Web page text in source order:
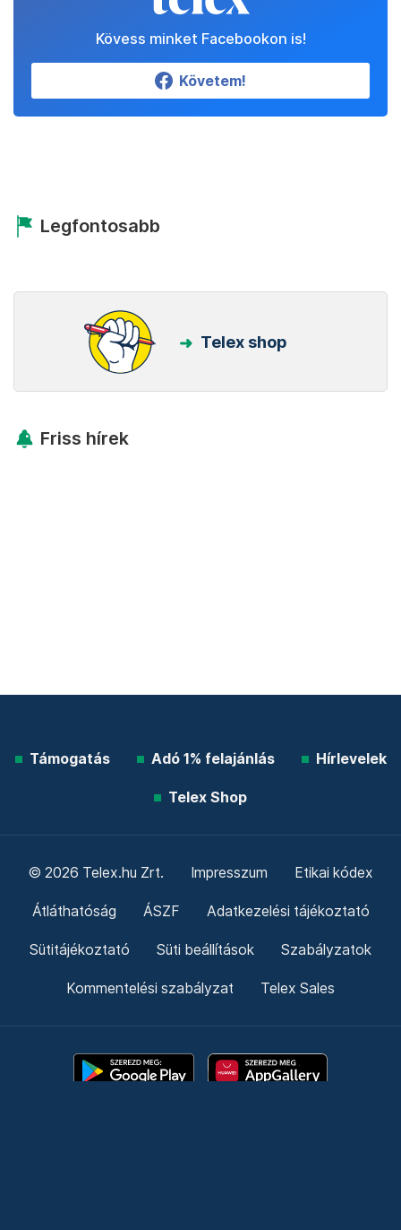
Kövess minket Facebookon is!
Követem!
Legfontosabb
Telex shop
Friss hírek
Támogatás Adó 1% felajánlás Hírlevelek
Telex Shop
© 2026 Telex.hu Zrt. Impresszum Etikai kódex
Átláthatóság ÁSZF Adatkezelési tájékoztató
Sütitájékoztató Süti beállítások Szabályzatok
Kommentelési szabályzat Telex Sales